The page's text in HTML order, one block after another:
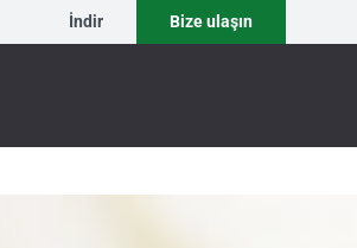
İndir Bize ulaşın